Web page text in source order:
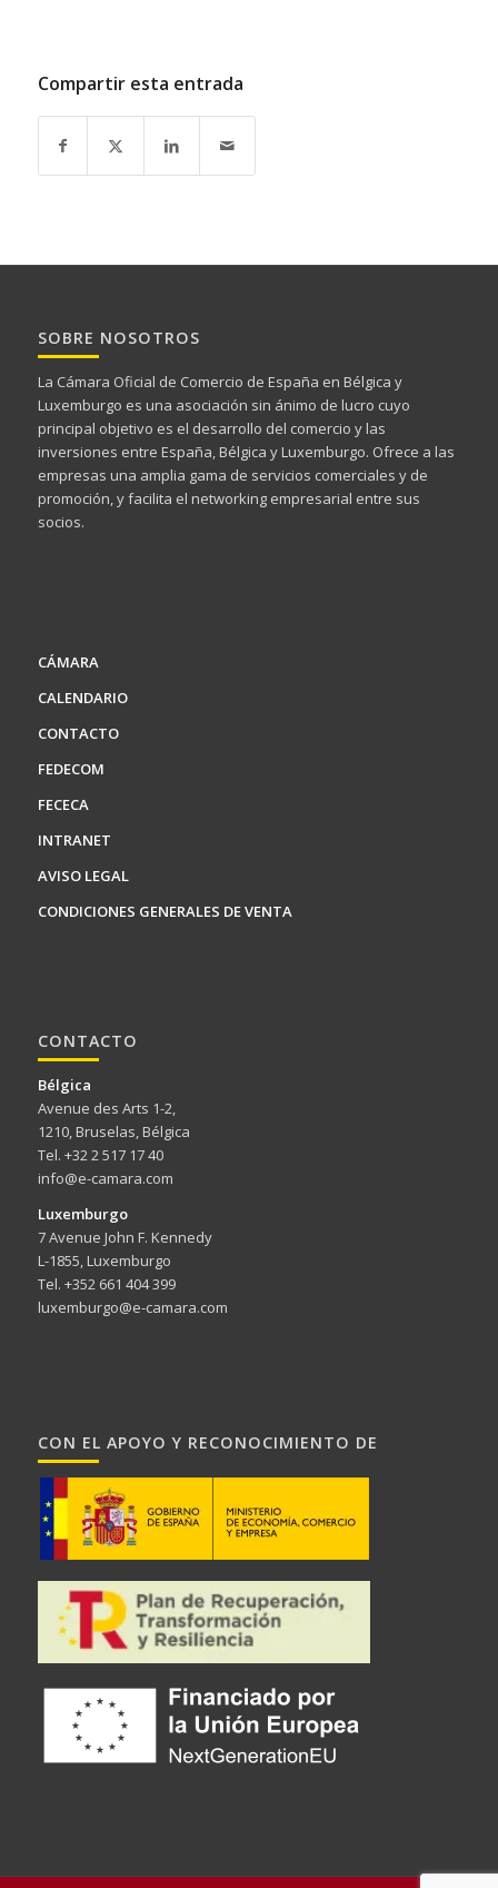
Compartir esta entrada
SOBRE NOSOTROS
La Cámara Oficial de Comercio de España en Bélgica y
Luxemburgo es una asociación sin ánimo de lucro cuyo
principal objetivo es el desarrollo del comercio y las
inversiones entre España, Bélgica y Luxemburgo. Ofrece a las
empresas una amplia gama de servicios comerciales y de
promoción, y facilita el networking empresarial entre sus
socios.
CÁMARA
CALENDARIO
CONTACTO
FEDECOM
FECECA
INTRANET
AVISO LEGAL
CONDICIONES GENERALES DE VENTA
CONTACTO
Bélgica
Avenue des Arts 1-2,
1210, Bruselas, Bélgica
Tel. +32 2 517 17 40
info@e-camara.com
Luxemburgo
7 Avenue John F. Kennedy
L-1855, Luxemburgo
Tel. +352 661 404 399
luxemburgo@e-camara.com
CON EL APOYO Y RECONOCIMIENTO DE